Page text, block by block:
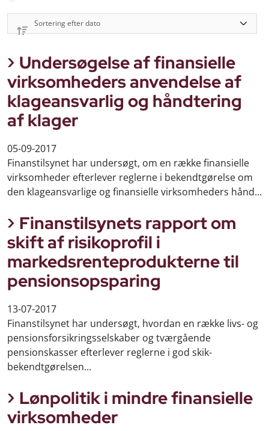
Undersøgelse af finansielle
virksomheders anvendelse af
klageansvarlig og håndtering
af klager
05-09-2017
Finanstilsynet har undersøgt, om en række finansielle
virksomheder efterlever reglerne i bekendtgørelse om
den klageansvarlige og finansielle virksomheders hånd...
Finanstilsynets rapport om
skift af risikoprofil i
markedsrenteprodukterne til
pensionsopsparing
13-07-2017
Finanstilsynet har undersøgt, hvordan en række livs- og
pensionsforsikringsselskaber og tværgående
pensionskasser efterlever reglerne i god skik-
bekendtgørelsen...
Lønpolitik i mindre finansielle
virksomheder